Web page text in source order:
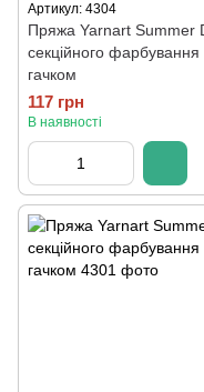
Артикул: 4304
Пряжа Yarnart Summer
секційного
гачком
117 грн
В наявності